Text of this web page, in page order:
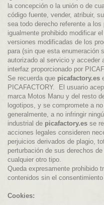
la concepción o la unión o de
código fuente, vender, atribuir,
sea todo derecho referente a
igualmente prohibido modificar
versiones modificadas de los
para (sin que esta enumeración
autorizado al servicio y acceder
interfaz proporcionado por
Se recuerda que picafactory.es
PICAFACTORY. El usuario
marca Motos Manu y del resto
logotipos, y se compromete a
generalmente, a no infringir
industrial de picafactory.es se
acciones legales consideren
perjuicios derivados de plagio,
perturbación de sus derechos
cualquier otro tipo.
Queda expresamente prohibido
contenidos sin el
Cookies: